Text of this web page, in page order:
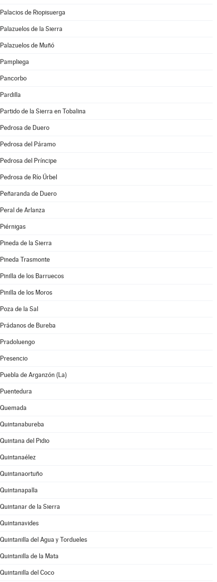
Palacios de Riopisuerga
Palazuelos de la Sierra
Palazuelos de Muñó
Pampliega
Pancorbo
Pardilla
Partido de la Sierra en Tobalina
Pedrosa de Duero
Pedrosa del Páramo
Pedrosa del Príncipe
Pedrosa de Río Úrbel
Peñaranda de Duero
Peral de Arlanza
Piérnigas
Pineda de la Sierra
Pineda Trasmonte
Pinilla de los Barruecos
Pinilla de los Moros
Poza de la Sal
Prádanos de Bureba
Pradoluengo
Presencio
Puebla de Arganzón (La)
Puentedura
Quemada
Quintanabureba
Quintana del Pidio
Quintanaélez
Quintanaortuño
Quintanapalla
Quintanar de la Sierra
Quintanavides
Quintanilla del Agua y Tordueles
Quintanilla de la Mata
Quintanilla del Coco